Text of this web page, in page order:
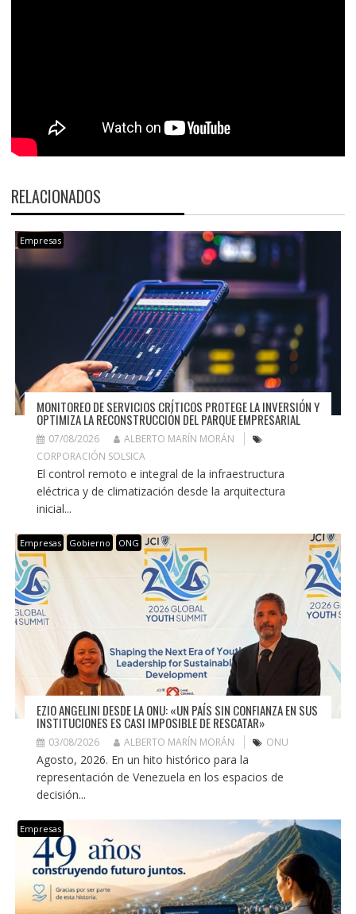
RELACIONADOS
Empresas
MONITOREO DE SERVICIOS CRÍTICOS PROTEGE LA INVERSIÓN Y
OPTIMIZA LA RECONSTRUCCIÓN DEL PARQUE EMPRESARIAL
07/08/2026
ALBERTO MARÍN MORÁN
CORPORACIÓN SOLSICA
El control remoto e integral de la infraestructura
eléctrica y de climatización desde la arquitectura
inicial...
Empresas Gobierno ONG
EZIO ANGELINI DESDE LA ONU: «UN PAÍS SIN CONFIANZA EN SUS
INSTITUCIONES ES CASI IMPOSIBLE DE RESCATAR»
03/08/2026 ALBERTO MARÍN MORÁN ONU
Agosto, 2026. En un hito histórico para la
representación de Venezuela en los espacios de
decisión...
Empresas